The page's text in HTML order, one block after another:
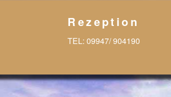
Rezeption
TEL:09947/ 904190